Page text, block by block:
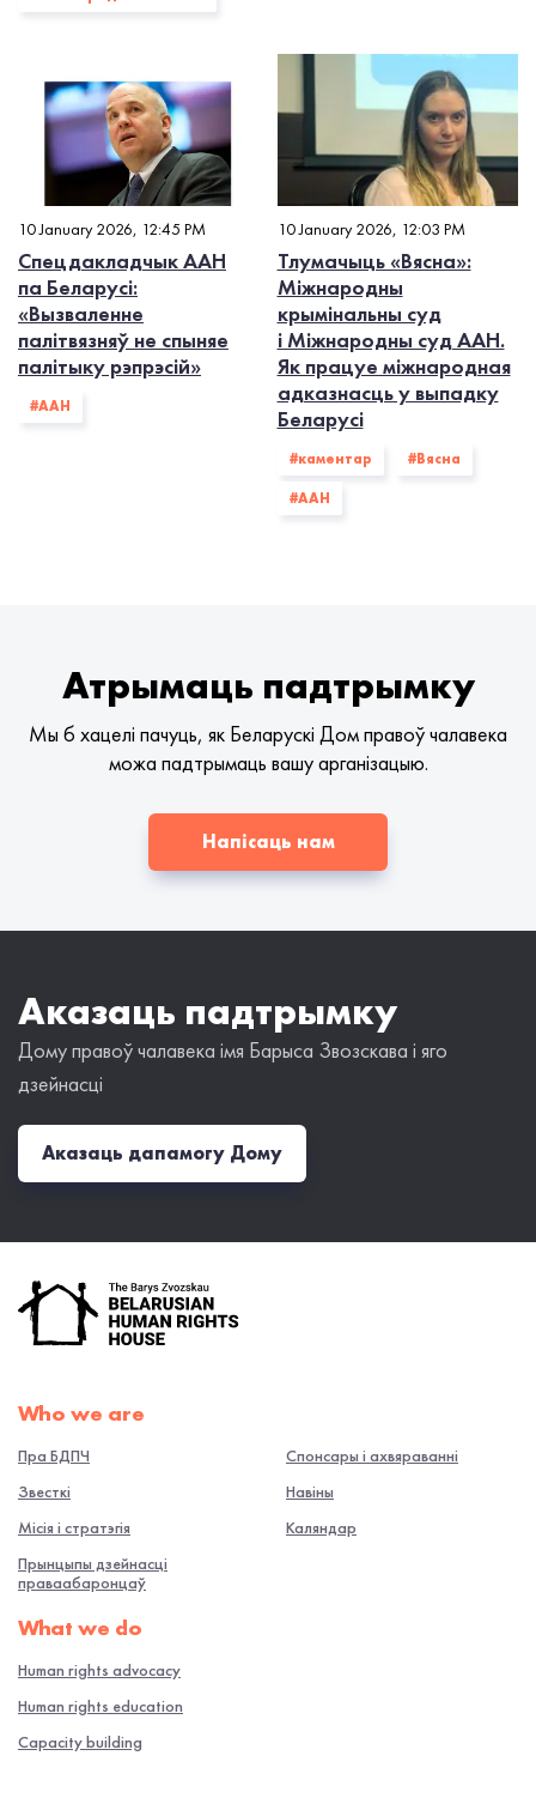
10 January 2026, 12:45 PM
Спецдакладчык ААН
па Беларусі:
«Вызваленне
палітвязняў не спыняе
палітыку рэпрэсій»
#ААН
10 January 2026, 12:03 PM
Тлумачыць «Вясна»:
Міжнародны
крымінальны суд
і Міжнародны суд ААН.
Як працуе міжнародная
адказнасць у выпадку
Беларусі
#каментар #Вясна
#ААН
Атрымаць падтрымку
Мы б хацелі пачуць, як Беларускі Дом правоў чалавека
можа падтрымаць вашу арганізацыю.
Напісаць нам
Аказаць падтрымку
Дому правоў чалавека імя Барыса Звозскава і яго
дзейнасці
Аказаць дапамогу Дому
Who we are
Пра БДПЧ
Звесткі
Місія і стратэгія
Прынцыпы дзейнасці
праваабаронцаў
Спонсары і ахвяраванні
Навiны
Каляндар
What we do
Human rights advocacy
Human rights education
Capacity building